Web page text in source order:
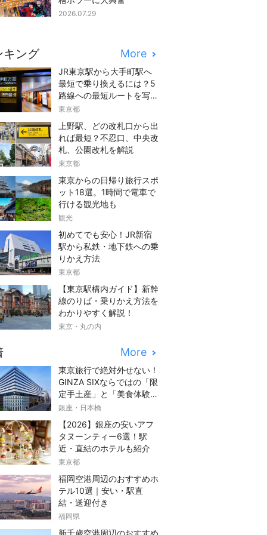
2026.07.29
キング More
JR東京駅から大手町駅へ
最短で乗り換えるには？5
路線への最短ルートを写真
つきでご紹介
東京都
上野駅、どの改札口から出
れば最短？不忍口、中央改
札、公園改札を解説
東京都
東京からの日帰り旅行スポ
ット18選。1時間で電車で
行ける観光地も
観光
初めてでも安心！JR新宿
駅から私鉄・地下鉄への乗
りかえ方法
東京都
【東京駅構内ガイド】新幹
線のりば・乗りかえ方法を
わかりやすく解説！
東京・丸の内
More
東京旅行で絶対外せない！
GINZA SIXならではの「限
定手土産」と「美食体験」
完全ガイド
銀座・日本橋
【2026】銀座の安いアフ
タヌーンティー6選！駅
近・直結のホテルも紹介
東京都
福岡空港周辺のおすすめホ
テル10選｜安い・駅直
結・送迎付き
福岡県
新千歳空港周辺のおすすめ